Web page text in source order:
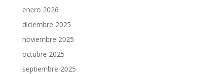
enero 2026
diciembre 2025
noviembre 2025
octubre 2025
septiembre 2025